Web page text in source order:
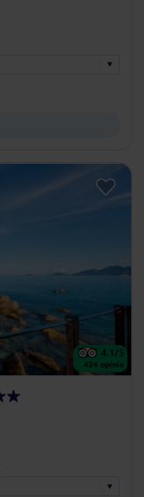
4.1/5
424 opinie